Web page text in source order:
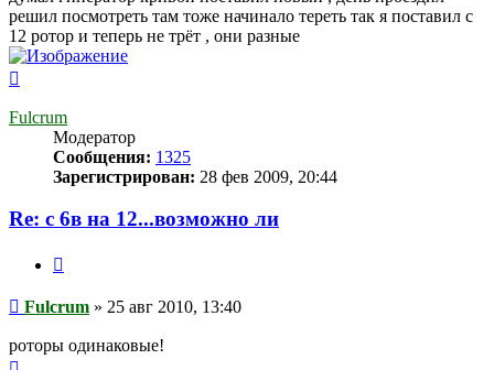
решил посмотреть там тоже начинало тереть так я поставил с
12 ротор и теперь не трёт , они разные
началу
Fulcrum
Модератор
Сообщения: 1325
Зарегистрирован: 28 фев 2009, 20:44
Re: с 6в на 12...возможно ли
Сообщение
Fulcrum » 25 авг 2010, 13:40
роторы одинаковые!